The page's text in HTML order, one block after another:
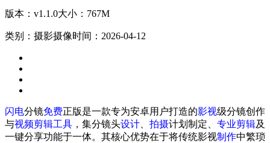
版本：v1.1.0大小：767M
类别：摄影摄像时间：2026-04-12
闪电分镜免费正版是一款专为安卓用户打造的影视级分镜创作
与视频剪辑工具 ，集分镜头设计 拍摄计划制定、 专业剪辑及
一键分享功能于一体。其核心优势在于将传统影视制作中繁琐